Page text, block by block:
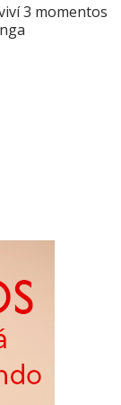
3 momentos